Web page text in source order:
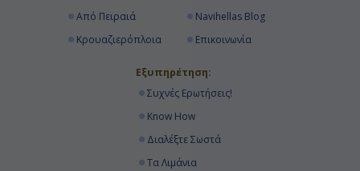
Από Πειραιά
Κρουαζιερόπλοια
Navihellas Blog
Επικοινωνία
Εξυπηρέτηση:
Συχνές Ερωτήσεις!
Know How
Διαλέξτε Σωστά
Τα Λιμάνια